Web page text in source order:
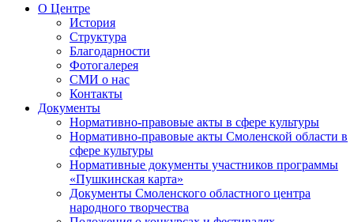
О Центре
История
Структура
Благодарности
Фотогалерея
СМИ о нас
Контакты
Документы
Нормативно-правовые акты в сфере культуры
Нормативно-правовые акты Смоленской области в
сфере культуры
Нормативные документы участников программы
«Пушкинская карта»
Документы Смоленского областного центра
народного творчества